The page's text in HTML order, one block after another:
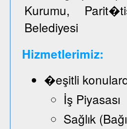
Kurumu,
Belediyesi
Hizmetlerimiz:
�eşitli
İş Piyasası
Sağlık